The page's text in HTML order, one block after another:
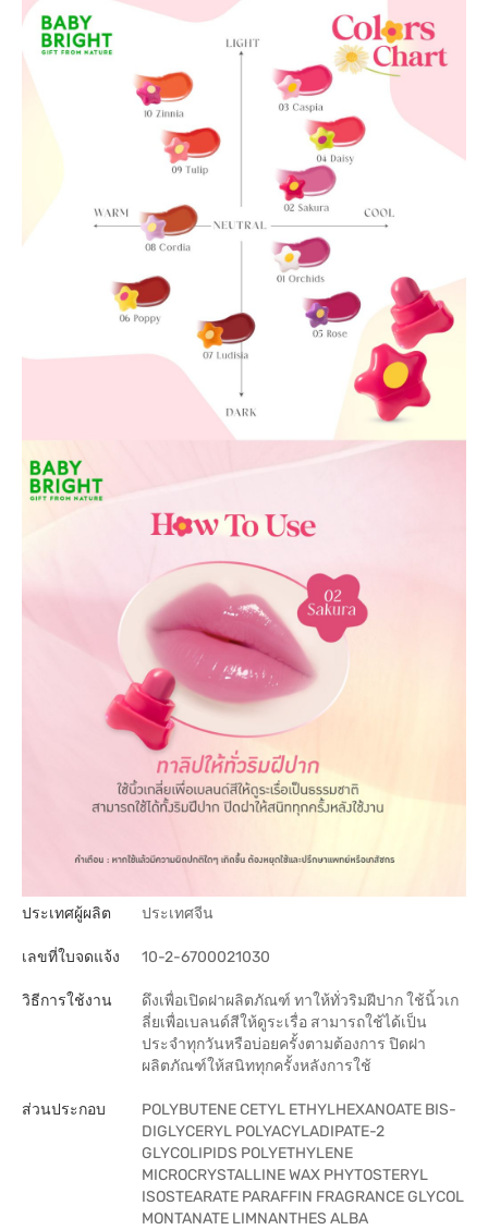
ประเทศผู้ผลิต ประเทศจีน
เลขที่ใบจดแจ้ง 10-2-6700021030
วิธีการใช้งาน
ดึงเพื่อเปิดฝาผลิตภัณฑ์ ทาให้ทั่วริมฝีปาก ใช้นิ้วเก
ลี่ยเพื่อเบลนด์สีให้ดูระเรื่อ สามารถใช้ได้เป็น
ประจำทุกวันหรือบ่อยครั้งตามต้องการ ปิดฝา
ผลิตภัณฑ์ให้สนิททุกครั้งหลังการใช้
ส่วนประกอบ
POLYBUTENE CETYL ETHYLHEXANOATE BIS-
DIGLYCERYL POLYACYLADIPATE-2
GLYCOLIPIDS POLYETHYLENE
MICROCRYSTALLINE WAX PHYTOSTERYL
ISOSTEARATE PARAFFIN FRAGRANCE GLYCOL
MONTANATE LIMNANTHES ALBA